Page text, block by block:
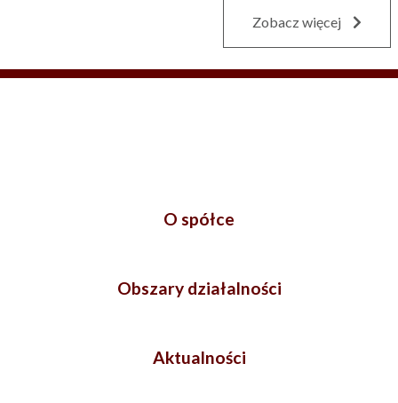
Zobacz więcej
O spółce
Obszary działalności
Aktualności